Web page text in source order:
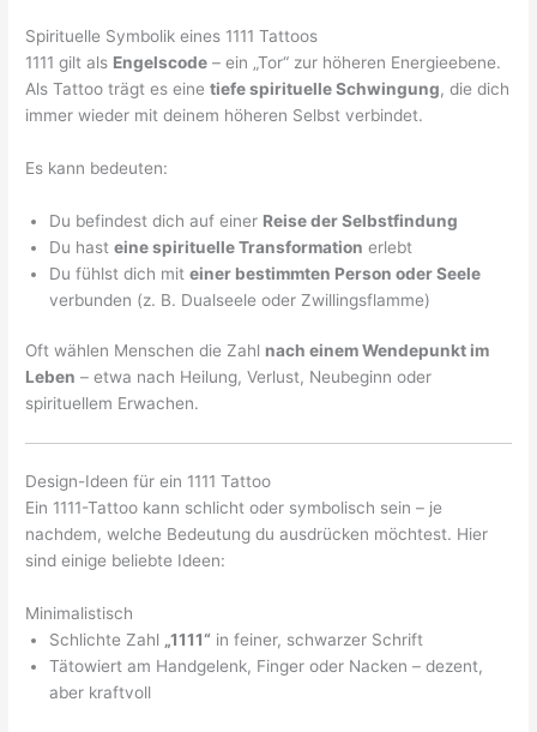
Spirituelle Symbolik eines 1111 Tattoos
1111 gilt als Engelscode – ein „Tor“ zur höheren Energieebene.
Als Tattoo trägt es einetiefe spirituelle Schwingung, die dich
immer wieder mit deinem höheren Selbst verbindet.
Es kann bedeuten:
Du befindest dich auf einer Reise der Selbstfindung
Du hasteine spirituelle Transformation erlebt
Du fühlst dich miteiner bestimmten Person oder Seele
verbunden (z. B. Dualseele oder Zwillingsflamme)
Oft wählen Menschen die Zahl nach einem Wendepunkt im
Leben – etwa nach Heilung, Verlust, Neubeginn oder
spirituellem Erwachen.
Design-Ideen für ein 1111 Tattoo
Ein 1111-Tattoo kann schlicht oder symbolisch sein – je
nachdem, welche Bedeutung du ausdrücken möchtest. Hier
sind einige beliebte Ideen:
Minimalistisch
Schlichte Zahl „1111“ in feiner, schwarzer Schrift
Tätowiert am Handgelenk, Finger oder Nacken – dezent,
aber kraftvoll